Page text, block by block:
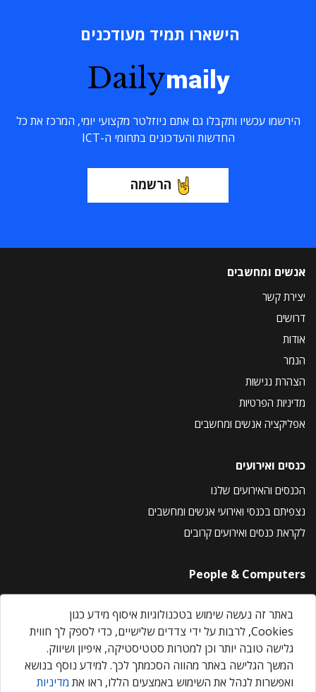
הישארו תמיד מעודכנים
Dailymaily
הירשמו עכשיו ותקבלו גם אתם ניוזלטר מקצועי יומי, המרכז את כל
החדשות והעדכונים בתחומי ה-ICT
הרשמה
אנשים ומחשבים
יצירת קשר
דרושים
אודות
הנמר
הצהרת נגישות
מדיניות הפרטיות
אפליקציה אנשים ומחשבים
כנסים ואירועים
הכנסים והאירועים שלנו
נצפיתם בכנסי ואירועי אנשים ומחשבים
לקראת כנסים ואירועים קרובים
People & Computers
About Us
Privacy Policy
Contact Us
Our Events
באתר זה נעשה שימוש בטכנולוגיות איסוף מידע כגון
Cookies, לרבות על ידי צדדים שלישיים, כדי לספק לך חווית
גלישה טובה יותר וכן למטרות סטטיסטיקה, איפיון ושיווק.
המשך הגלישה באתר מהווה הסכמתך לכך. למידע נוסף בנושא
ואפשרות לנהל את השימוש באמצעים הללו, ראו את מדיניות